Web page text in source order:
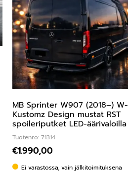
MB Sprinter W907 (2018–) W-
Kustomz Design mustat RST
spoileriputket LED-äärivaloilla
Tuotenro: 71314
€1.990,00
Ei varastossa, vain jälkitoimituksena